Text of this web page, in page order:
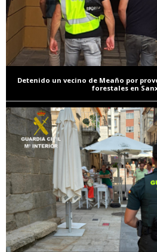
Detenido un vecino de Meaño por
forestales en